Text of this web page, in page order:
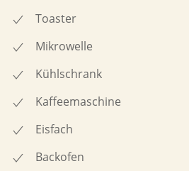
Toaster
Mikrowelle
Kühlschrank
Kaffeemaschine
Eisfach
Backofen